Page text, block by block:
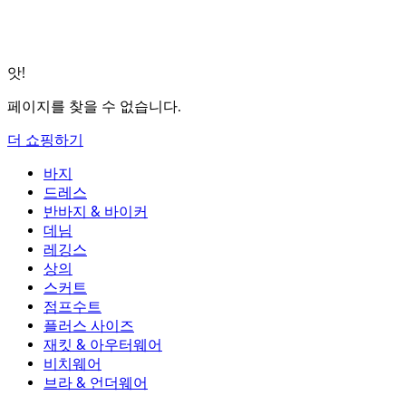
앗!
페이지를 찾을 수 없습니다.
더 쇼핑하기
바지
바지
조거
작업 바지
플로우 팬츠
드레스
드레스
액티브 드레스
맥시 & 미디 드레스
미니 드레스
반바지 & 바이커
반바지 & 바이커
바이커
데님 반바지
2.5인치 반바지
데님
데님
데님 레깅스
와이드 진
데님 반바지
데님 스커트
레깅스
레깅스
데님 레깅스
힙업 레깅스
요가 레깅스
상의
상의
스포츠 브라
티셔츠
스커트
스커트
액티브 스커트
미니 스커트
맥시 & 미디 스커트
점프수트
점프수트
오버롤
롬퍼
플러스 사이즈
플러스 사이즈
플러스 사이즈 하의
플러스 사이즈 상의
플러스 사이즈 드레스
재킷 & 아우터웨어
재킷 & 아우터웨어
재킷 & 아우터웨어
아우터웨어
비치웨어
비치웨어
수영복 상의
브라 & 언더웨어
브라 & 언더웨어